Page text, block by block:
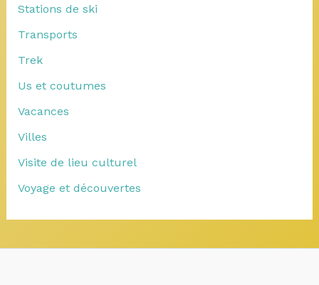
Stations de ski
Transports
Trek
Us et coutumes
Vacances
Villes
Visite de lieu culturel
Voyage et découvertes